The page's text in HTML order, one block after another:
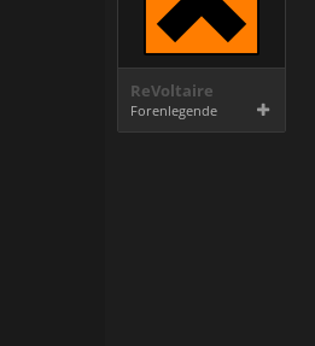
ReVoltaire
Forenlegende